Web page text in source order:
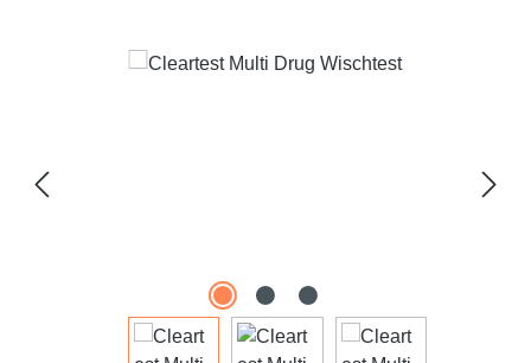
Bildergalerie überspringen